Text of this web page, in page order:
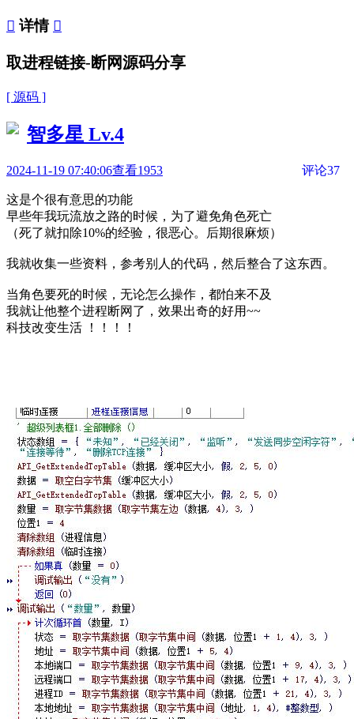
 详情 
取进程链接-断网源码分享
[ 源码 ]
智多星 Lv.4
2024-11-19 07:40:06查看1953 评论37
这是个很有意思的功能
早些年我玩流放之路的时候，为了避免角色死亡
（死了就扣除10%的经验，很恶心。后期很麻烦）
我就收集一些资料，参考别人的代码，然后整合了这东西。
当角色要死的时候，无论怎么操作，都怕来不及
我就让他整个进程断网了，效果出奇的好用~~
科技改变生活 ！！！！